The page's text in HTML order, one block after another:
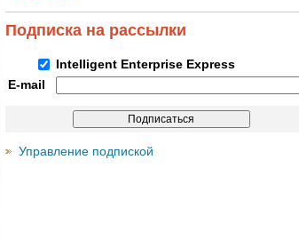
Подписка на рассылки
Intelligent Enterprise Express
E-mail
Управление подпиской